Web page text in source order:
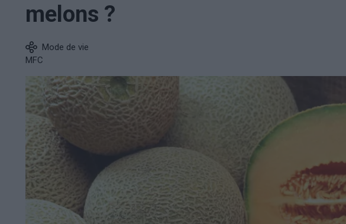
melons ?
Mode de vie
MFC